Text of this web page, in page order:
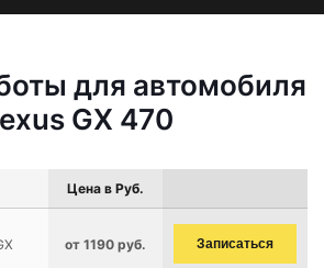
для автомобиля
GX 470
Цена в Руб.
от 1190 руб. Записаться